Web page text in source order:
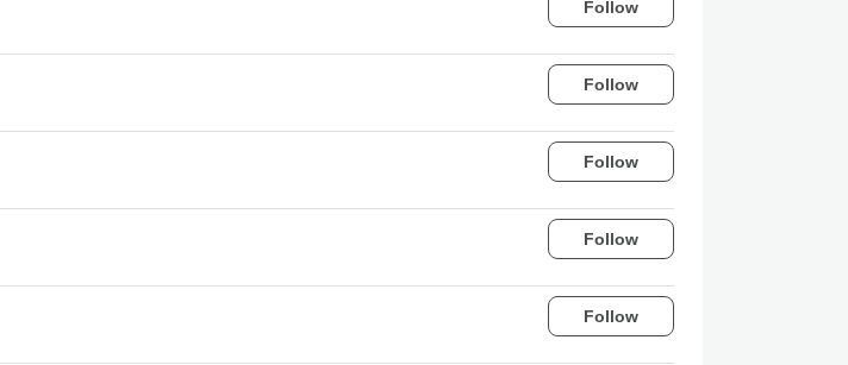
Follow
Follow
Follow
Follow
Follow